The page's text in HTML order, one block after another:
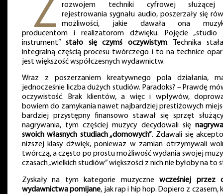
rozwojem techniki cyfrowej
rejestrowania sygnału audio, poszerzały się
możliwości, jakie dawała ona
producentom i realizatorom dźwięku. Pojęcie „studio
instrument”stało się czymś oczywistym. Technika
integralną częścią procesu twórczego i to na technice
jest większość współczesnych wydawnictw.
Wraz z poszerzaniem kreatywnego pola działania,
jednocześnie liczba dużych studiów. Paradoks? – Prawdę
oczywistość. Brak klientów, a więc i wpływów,
bowiem do zamykania nawet najbardziej prestiżowych
bardziej przystępny finansowo stawał się sprzęt
nagrywania, tym częściej muzycy decydowali się
swoich własnych studiach „domowych”. Zdawali się
niższej klasy dźwięk, ponieważ w zamian otrzymywali
twórczą, a często po prostu możliwość wydania swojej
czasach „wielkich studiów” większości z nich nie byłoby na to
Zyskały na tym kategorie muzycznewcześniej przez
wydawnictwa pomijane, jak rap i hip hop. Dopiero z czasem,